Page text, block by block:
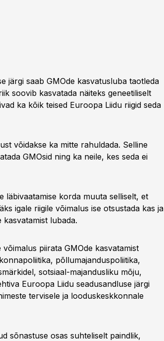
järgi saab GMOde kasvatusluba taotleda
soovib kasvatada näiteks geneetiliselt
ka kõik teised Euroopa Liidu riigid seda
võidakse ka mitte rahuldada. Selline
GMOsid ning ka neile, kes seda ei
läbivaatamise korda muuta selliselt, et
igale riigile võimalus ise otsustada kas ja
lubada.
piirata GMOde kasvatamist
põllumajanduspoliitika,
sotsiaal-majandusliku mõju,
Euroopa Liidu seadusandluse järgi
tervisele ja looduskeskkonnale
sõnastuse osas suhteliselt paindlik,